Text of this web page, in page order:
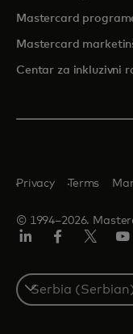
Mastercard
Mastercard
Centar za inkluzivni
© 1994–2026.
Privacy Terms
Select
a
country